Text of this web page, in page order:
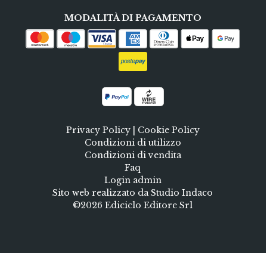
MODALITÀ DI PAGAMENTO
Privacy Policy| Cookie Policy
Condizioni di utilizzo
Condizioni di vendita
Faq
Login admin
Sito web realizzato da Studio Indaco
©2026 Ediciclo Editore Srl